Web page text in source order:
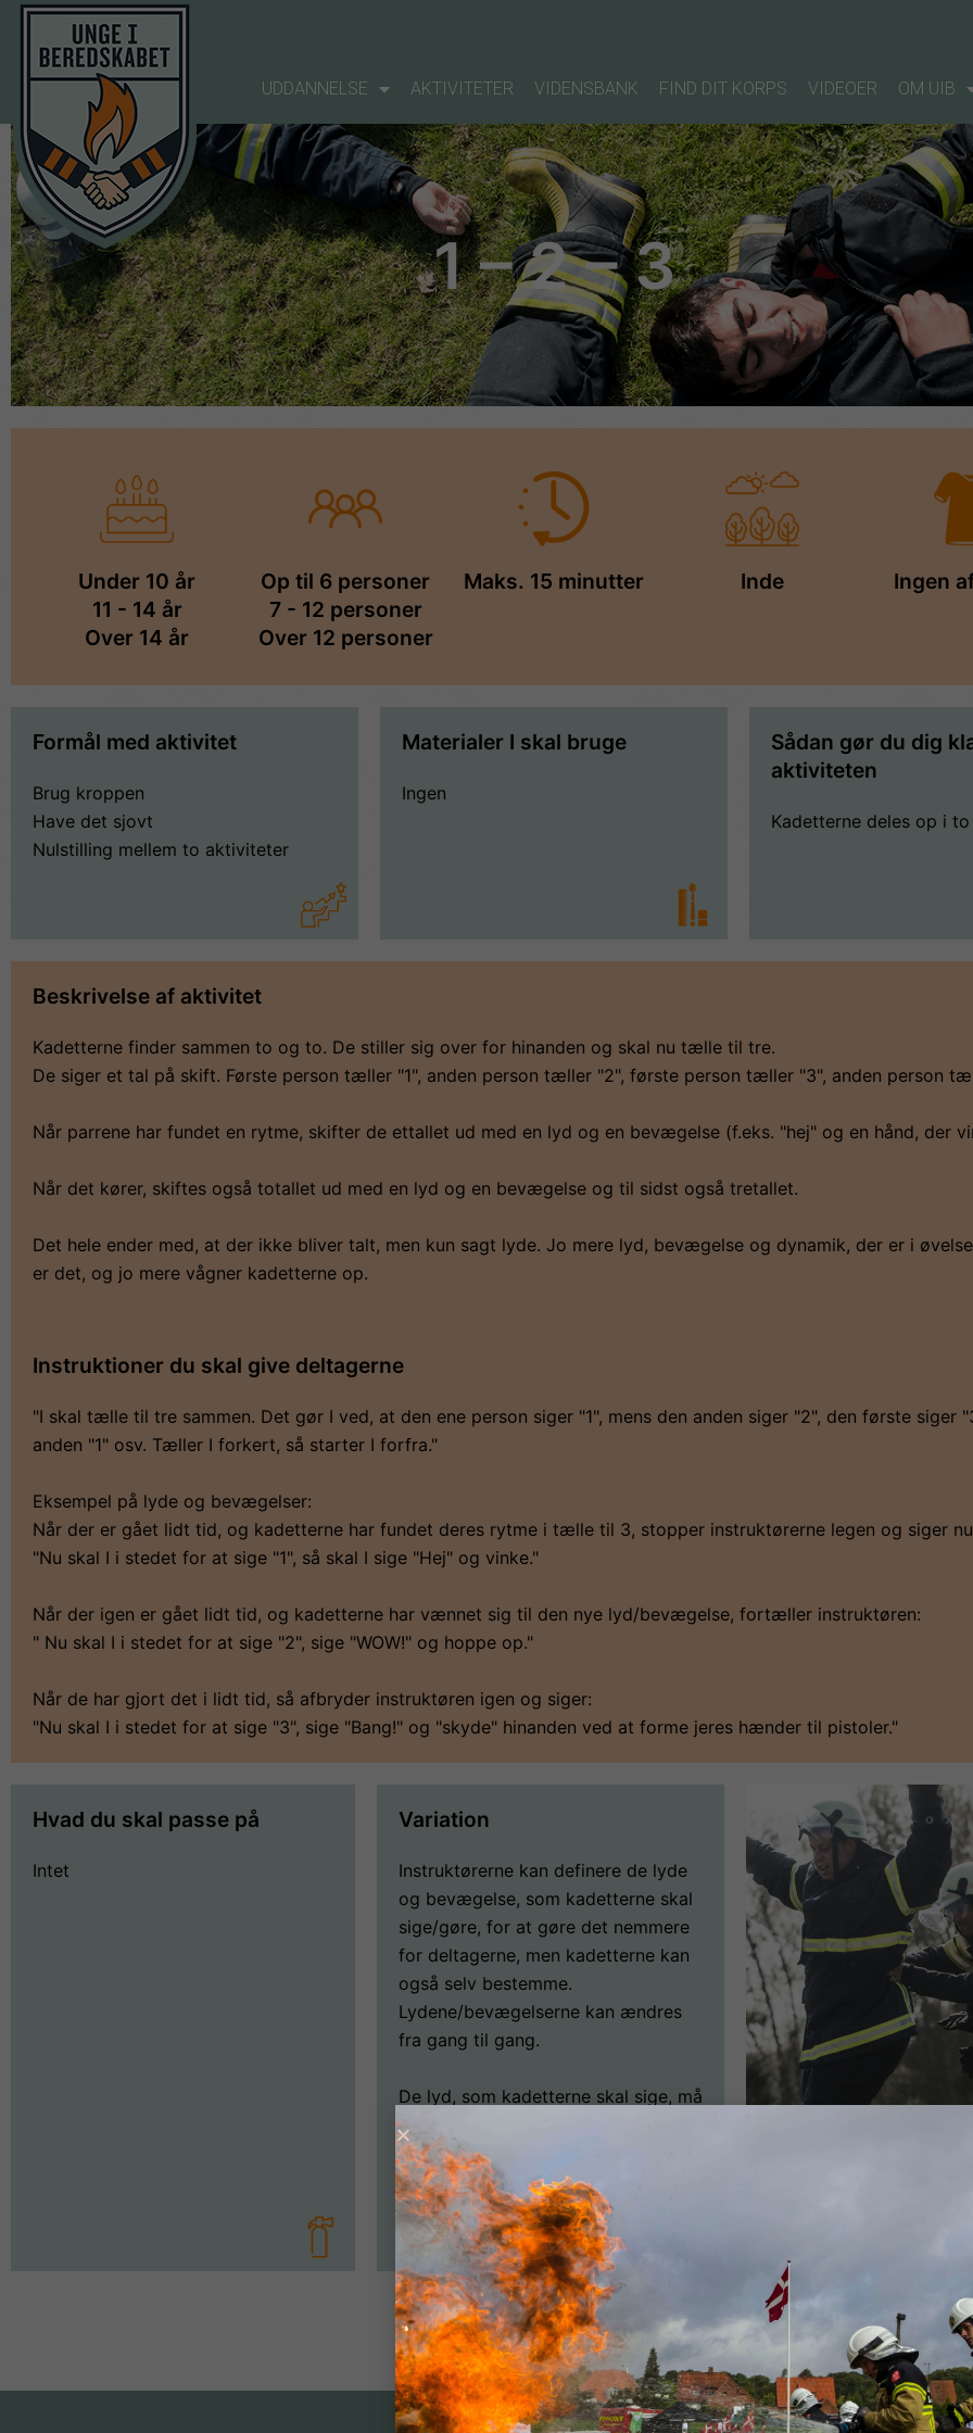
UDDANNELSE AKTIVITETER VIDENSBANK FIND DIT KORPS VIDEOER OM UIB
1 – 2 – 3
Under 10 år
11 - 14 år
Over 14 år
Op til 6 personer
7 - 12 personer
Over 12 personer
Maks. 15 minutter Inde Ingen
Formål med aktivitet
Brug kroppen
Have det sjovt
Nulstilling mellem to aktiviteter
Materialer I skal bruge
Ingen
Sådan gør du dig
aktiviteten
Kadetterne deles op i
Beskrivelse af aktivitet
Kadetterne finder sammen to og to. De stiller sig over for hinanden og skal nu tælle til tre.
De siger et tal på skift. Første person tæller "1", anden person tæller "2", første person tæller "3", anden person
Når parrene har fundet en rytme, skifter de ettallet ud med en lyd og en bevægelse (f.eks. "hej" og en hånd, der
Når det kører, skiftes også totallet ud med en lyd og en bevægelse og til sidst også tretallet.
Det hele ender med, at der ikke bliver talt, men kun sagt lyde. Jo mere lyd, bevægelse og dynamik, der er i
er det, og jo mere vågner kadetterne op.
Instruktioner du skal give deltagerne
"I skal tælle til tre sammen. Det gør I ved, at den ene person siger "1", mens den anden siger "2", den første siger
anden "1" osv. Tæller I forkert, så starter I forfra."
Eksempel på lyde og bevægelser:
Når der er gået lidt tid, og kadetterne har fundet deres rytme i tælle til 3, stopper instruktørerne legen og siger
"Nu skal I i stedet for at sige "1", så skal I sige "Hej" og vinke."
Når der igen er gået lidt tid, og kadetterne har vænnet sig til den nye lyd/bevægelse, fortæller instruktøren:
" Nu skal I i stedet for at sige "2", sige "WOW!" og hoppe op."
Når de har gjort det i lidt tid, så afbryder instruktøren igen og siger:
"Nu skal I i stedet for at sige "3", sige "Bang!" og "skyde" hinanden ved at forme jeres hænder til pistoler."
Hvad du skal passe på
Intet
Variation
Instruktørerne kan definere de lyde
og bevægelse, som kadetterne skal
sige/gøre, for at gøre det nemmere
for deltagerne, men kadetterne kan
også selv bestemme.
Lydene/bevægelserne kan ændres
fra gang til gang.
De lyd, som kadetterne skal sige, må
gerne være sjove for at få dem til at
le mere – fx kan de sige dyrelyde
som "øf øf".
Tilmeld dig